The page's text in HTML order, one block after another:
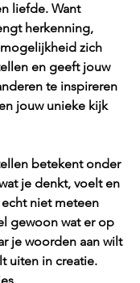
liefde. Want
herkenning,
zich
en geeft jouw
te inspireren
jouw unieke kijk
betekent onder
je denkt, voelt en
niet meteen
gewoon wat er op
je woorden aan wilt
uiten in creatie.